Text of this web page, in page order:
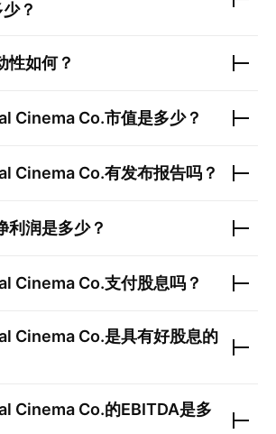
？
性如何？
Cinema Co.市值是多少？
Cinema Co.有发布报告吗？
利润是多少？
Cinema Co.支付股息吗？
Cinema Co.是具有好股息的
Cinema Co.的EBITDA是多